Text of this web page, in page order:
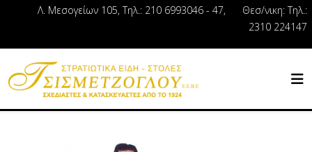
Λ. Μεσογείων 105, Τηλ.: 210 6993046 - 47, Θεσ/νικη: Τηλ.:
2310 224147